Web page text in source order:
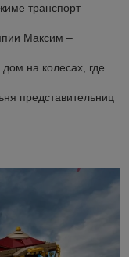
транспорт
Максим –
на колесах, где
представительниц